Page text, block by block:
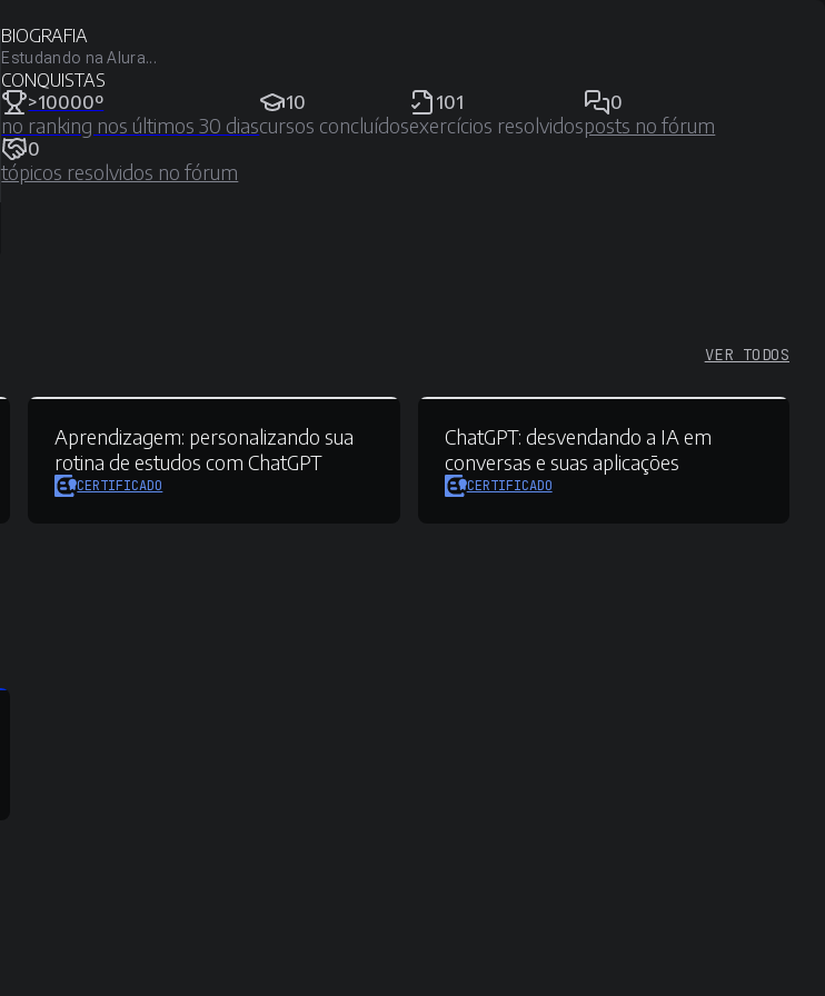
BIOGRAFIA
Estudando na Alura...
CONQUISTAS
>10000º
no ranking nos últimos 30 dias
10
cursos concluídos
101
exercícios resolvidos
0
posts no fórum
0
tópicos resolvidos no fórum
VER TODOS
Aprendizagem: personalizando sua
rotina de estudos com ChatGPT
CERTIFICADO
ChatGPT: desvendando a IA em
conversas e suas aplicações
CERTIFICADO